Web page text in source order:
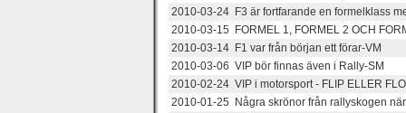
2010-03-24 F3 är fortfarande en formelklass
2010-03-15 FORMEL 1, FORMEL 2 OCH
2010-03-14 F1 var från början ett förar-VM
2010-03-06 VIP bör finnas även i Rally-SM
2010-02-24 VIP i motorsport - FLIP ELLER
2010-01-25 Några skrönor från rallyskogen